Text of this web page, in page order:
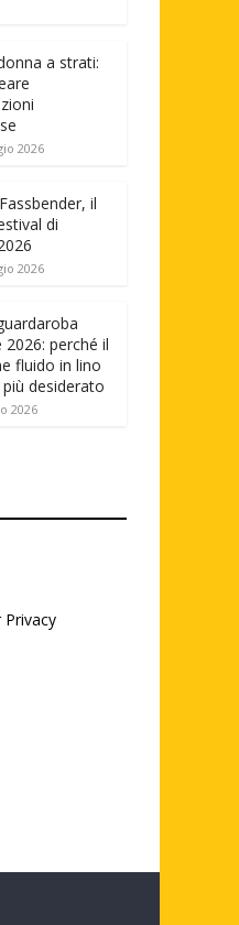
a strati:
2026
il
di
2026
2026: perché il
fluido in lino
desiderato
2026
Privacy